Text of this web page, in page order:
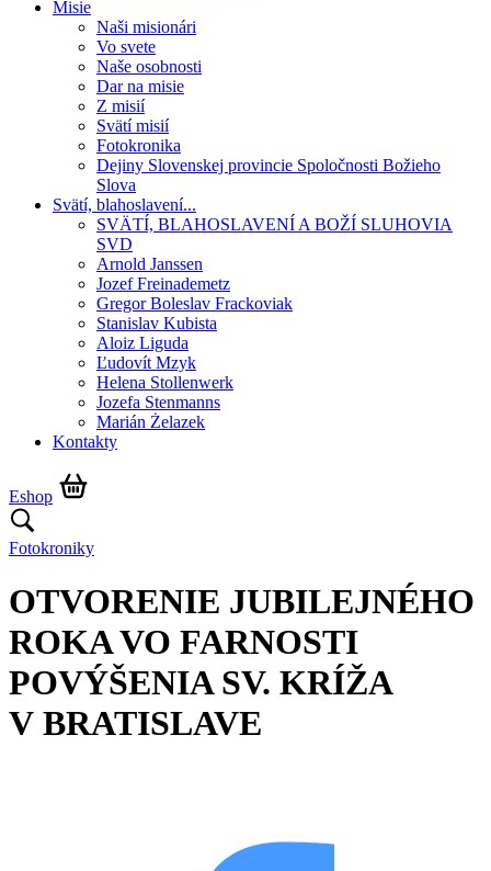
Misie
Naši misionári
Vo svete
Naše osobnosti
Dar na misie
Z misií
Svätí misií
Fotokronika
Dejiny Slovenskej provincie Spoločnosti Božieho
Slova
Svätí, blahoslavení...
SVÄTÍ, BLAHOSLAVENÍ A BOŽÍ SLUHOVIA
SVD
Arnold Janssen
Jozef Freinademetz
Gregor Boleslav Frackoviak
Stanislav Kubista
Aloiz Liguda
Ľudovít Mzyk
Helena Stollenwerk
Jozefa Stenmanns
Marián Żelazek
Kontakty
Eshop
Fotokroniky
OTVORENIE JUBILEJNÉHO
ROKA VO FARNOSTI
POVÝŠENIA SV. KRÍŽA
V BRATISLAVE